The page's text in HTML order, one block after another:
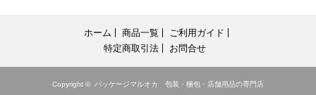
ホーム 商品一覧
ご利用ガイド
特定商取引法
お問合せ
Copyright © パッケージマルオカ 包装・梱包・店舗用品の専門店